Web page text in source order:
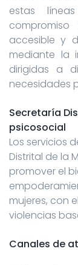
estas
accesible y
mediante la
dirigidas a
necesidades
Secretaría
psicosocial
Los servicios
Distrital de la
promover el
mujeres, con
violencias
Canales de